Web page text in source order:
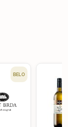
BELO